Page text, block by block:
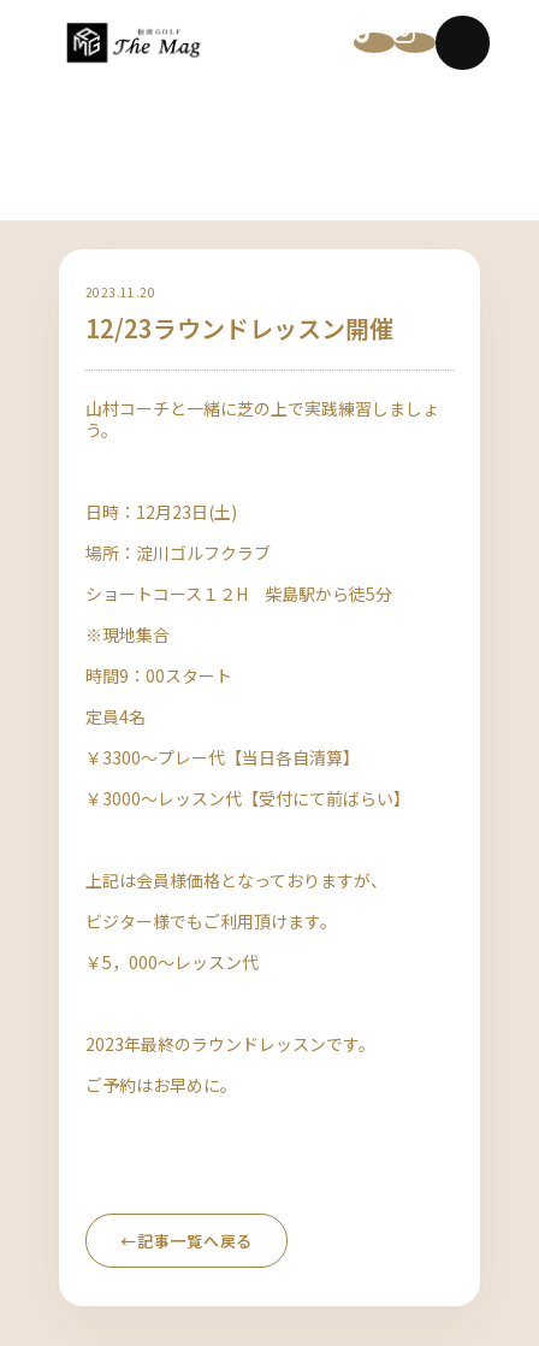
2023.11.20
12/23ラウンドレッスン開催
山村コーチと一緒に芝の上で実践練習しましょ
う。
日時：12月23日(土)
場所：淀川ゴルフクラブ
ショートコース１２H 柴島駅から徒5分
※現地集合
時間9：00スタート
定員4名
￥3300～プレー代【当日各自清算】
￥3000～レッスン代【受付にて前ばらい】
上記は会員様価格となっておりますが、
ビジター様でもご利用頂けます。
￥5，000～レッスン代
2023年最終のラウンドレッスンです。
ご予約はお早めに。
←記事一覧へ戻る